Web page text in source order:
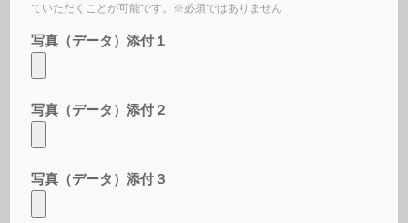
ていただくことが可能です。※必須ではありません
写真（データ）添付１
写真（データ）添付２
写真（データ）添付３